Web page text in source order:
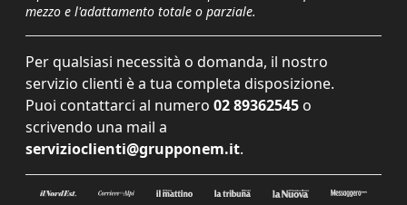
mezzo e l'adattamento totale o parziale.
Per qualsiasi necessità o domanda, il nostro
servizio clienti è a tua completa disposizione.
Puoi contattarci al numero 02 89362545 o
scrivendo una mail a
servizioclienti@grupponem.it.